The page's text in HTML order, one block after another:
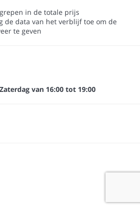
in de totale prijs
de data van het verblijf toe om de
te geven
van 16:00 tot 19:00